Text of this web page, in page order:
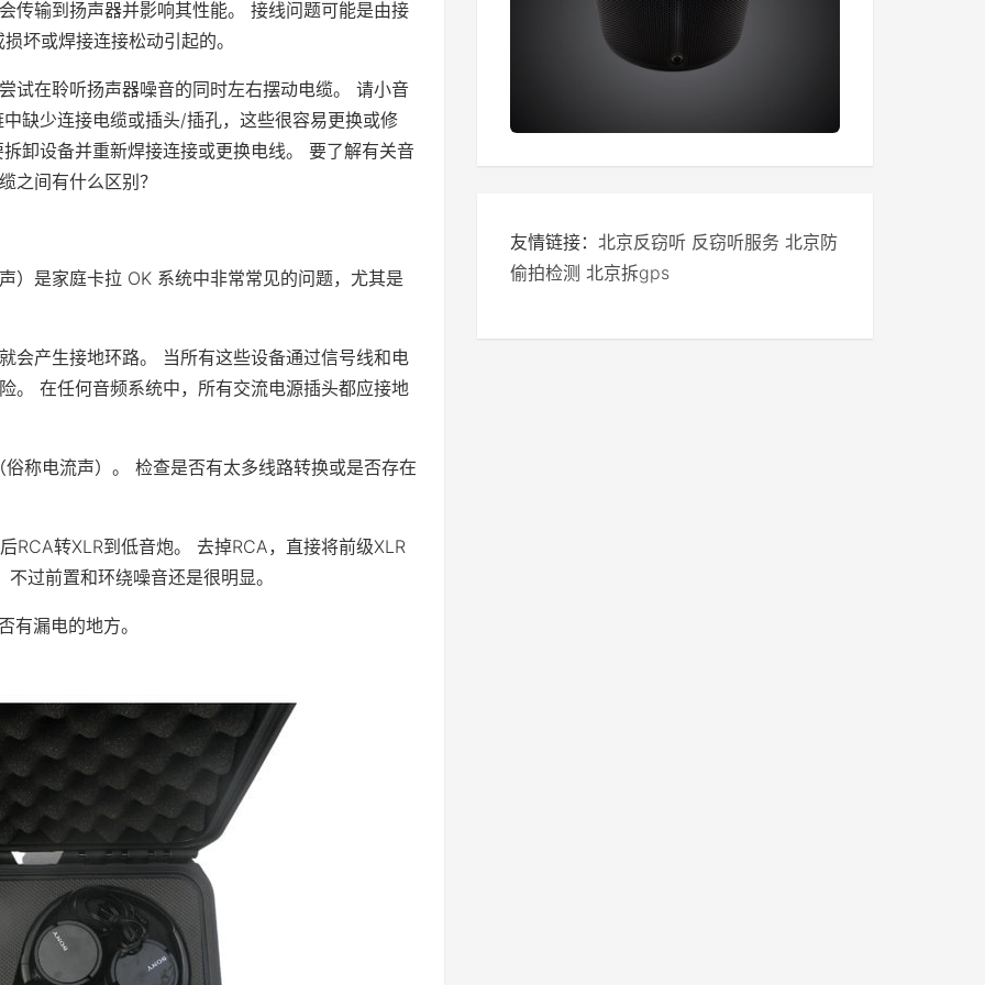
传输到扬声器并影响其性能。 接线问题可能是由接
坏或焊接连接松动引起的。
试在聆听扬声器噪音的同时左右摆动电缆。 请小音
缺少连接电缆或插头/插孔，这些很容易更换或修
卸设备并重新焊接连接或更换电线。 要了解有关音
之间有什么区别？
是家庭卡拉 OK 系统中非常常见的问题，尤其是
会产生接地环路。 当所有这些设备通过信号线和电
。 在任何音频系统中，所有交流电源插头都应接地
称电流声）。 检查是否有太多线路转换或是否存在
RCA转XLR到低音炮。 去掉RCA，直接将前级XLR
过前置和环绕噪音还是很明显。
有漏电的地方。
友情链接： 北京反窃听 反窃听服务 北京防
偷拍检测 北京拆gps